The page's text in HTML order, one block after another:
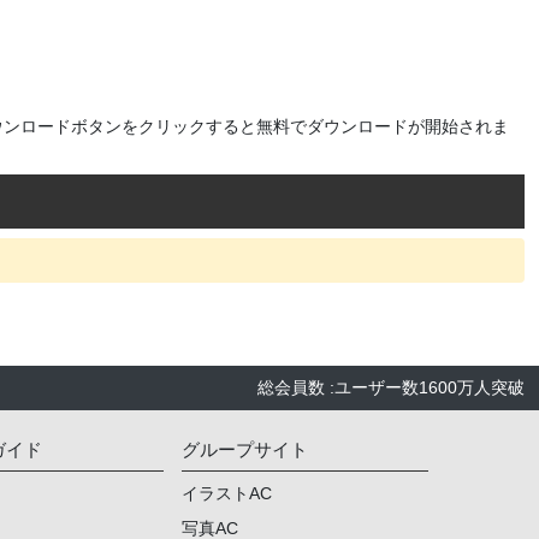
ロードボタンをクリックすると無料でダウンロードが開始されま
総会員数 :ユーザー数1600万人 突破
イド グループサイト
イラストAC
写真AC